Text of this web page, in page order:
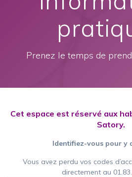
Prenez le temps de
Cet espace est réservé aux
Satory.
Identifiez-vous pour y
Vous avez perdu vos codes
directement au